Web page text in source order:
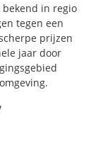
in regio
tegen een
prijzen
jaar door